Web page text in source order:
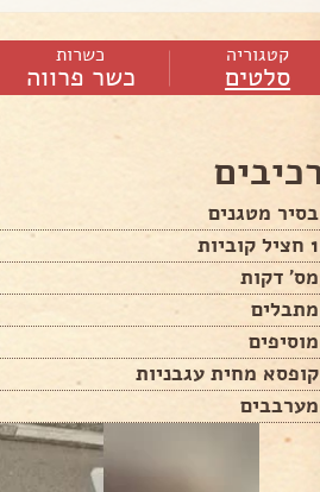
קטגוריה
סלטים
כשרות
כשר פרווה
בסיר מטגנים
1 חציל קוביות
מס' דקות
מתבלים
מוסיפים
קופסא מחית עגבניות
מערבבים